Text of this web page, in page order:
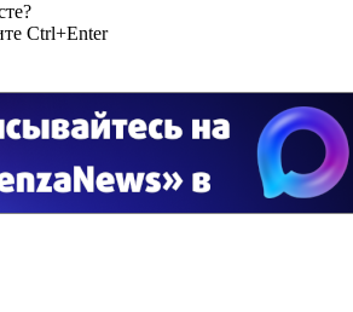
Ctrl+Enter